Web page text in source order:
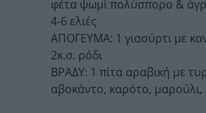
φέτα ψωμί πολύσπορο &
4-6 ελιές
ΑΠΟΓΕΥΜΑ: 1 γιαούρτι με
2κ.σ. ρόδι
ΒΡΑΔΥ: 1 πίτα αραβική με
αβοκάντο, καρότο,